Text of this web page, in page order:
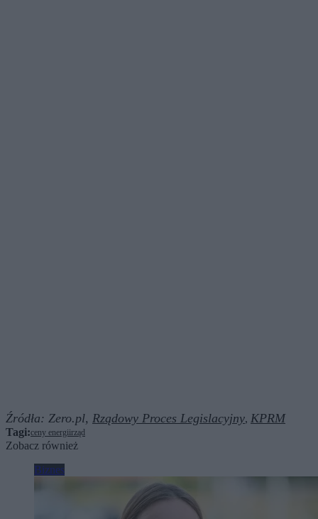
Źródła: Zero.pl, Rządowy Proces Legislacyjny, KPRM
Tagi:ceny energiirząd
Zobacz również
Biznes